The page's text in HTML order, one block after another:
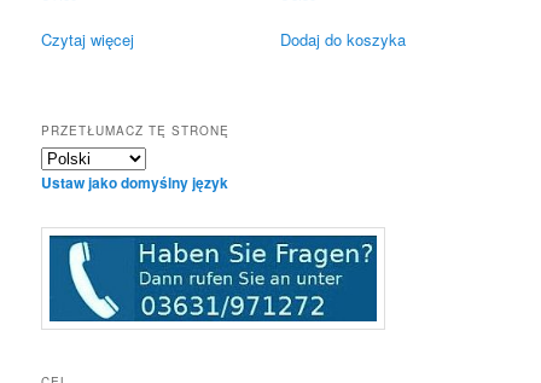
Czytaj więcej Dodaj do koszyka
PRZETŁUMACZ TĘ STRONĘ
Ustaw jako domyślny język